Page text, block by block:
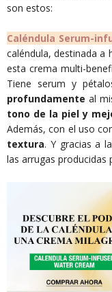
son estos:
Caléndula Serum-
caléndula, destinada a
esta crema multi-
Tiene serum y
profundamente al
tono de la piel y
Además, con el uso
textura. Y gracias a
las arrugas producidas